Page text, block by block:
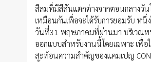
สีลมที่มีสีสันแตกต่างจากตอนกลางวัน
เหมือนกันเพื่อจะได้รับการยอมรับ หนึ่
วันที่31 พฤษภาคมที่ผ่านมา บริเวณห
ออกแบบสำหรับงานนี้โดยเฉพาะ เพื่อ
สะท้อนความสำคัญของแคมเปญ